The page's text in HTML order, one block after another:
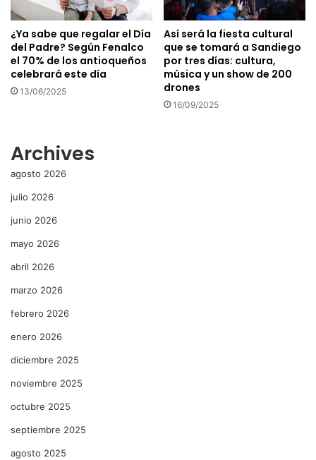
¿Ya sabe que regalar el Día
del Padre? Según Fenalco
el 70% de los antioqueños
celebrará este día
13/06/2025
Así será la fiesta cultural
que se tomará a Sandiego
por tres días: cultura,
música y un show de 200
drones
16/09/2025
Archives
agosto 2026
julio 2026
junio 2026
mayo 2026
abril 2026
marzo 2026
febrero 2026
enero 2026
diciembre 2025
noviembre 2025
octubre 2025
septiembre 2025
agosto 2025